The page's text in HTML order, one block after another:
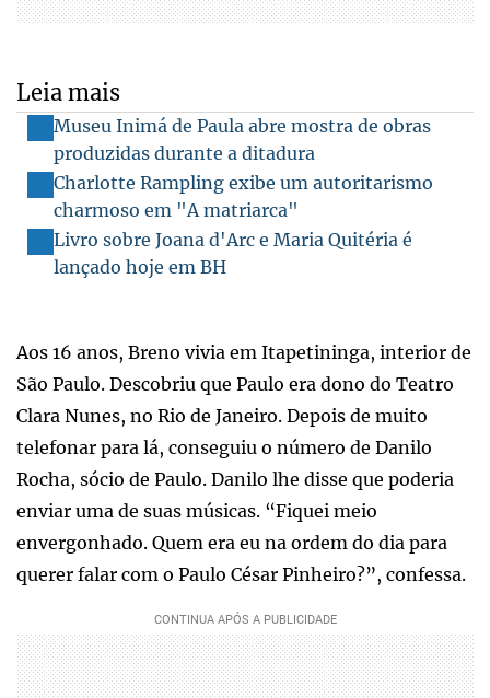
Leia mais
Museu Inimá de Paula abre mostra de obras
produzidas durante a ditadura
Charlotte Rampling exibe um autoritarismo
charmoso em "A matriarca"
Livro sobre Joana d'Arc e Maria Quitéria é
lançado hoje em BH
Aos 16 anos, Breno vivia em Itapetininga, interior de
São Paulo. Descobriu que Paulo era dono do Teatro
Clara Nunes, no Rio de Janeiro. Depois de muito
telefonar para lá, conseguiu o número de Danilo
Rocha, sócio de Paulo. Danilo lhe disse que poderia
enviar uma de suas músicas. “Fiquei meio
envergonhado. Quem era eu na ordem do dia para
querer falar com o Paulo César Pinheiro?”, confessa.